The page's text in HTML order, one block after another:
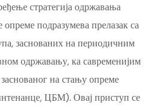
стратегија одржавања
опреме подразумева прелазак са
заснованих на периодичним
одржавању, ка савременијим
на стању опреме
ЦБМ). Овај приступ се